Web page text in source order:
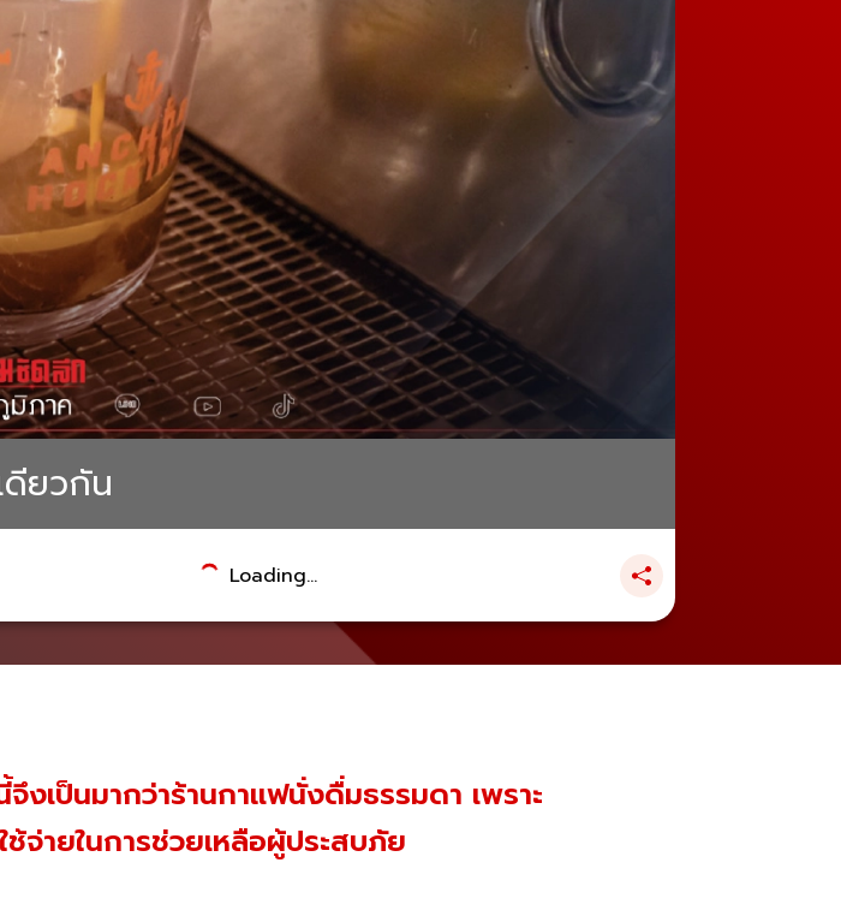
ยวกัน
Loading...
งเป็นมากว่าร้านกาแฟนั่งดื่มธรรมดา เพราะ
ช้จ่ายในการช่วยเหลือผู้ประสบภัย